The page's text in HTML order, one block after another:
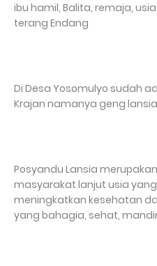
ibu hamil, Balita, remaja,
terang Endang
Di Desa Yosomulyo sudah
Krajan namanya geng
Posyandu Lansia
masyarakat lanjut usia
meningkatkan kesehatan
yang bahagia, sehat,